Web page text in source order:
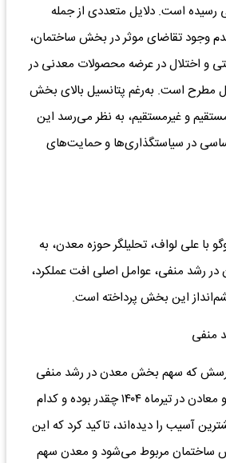
رسیده است. دلایل متعددی از جمله
وجود تقاضای موثر در بخش ساختمان،
و اختلال در عرضه محصولات معدنی در
مطرح است. به‌رغم پتانسیل بالای بخش
و غیرمستقیم، به نظر می‌رسد این
در سیاستگذاری‌ها و حمایت‌های
با علی لواف، تحلیلگر حوزه معدن، به
رشد منفی، عوامل اصلی افت عملکرد،
این بخش پرداخته است.
منفی
پرسش که سهم بخش معدن در رشد منفی
۳.۴درصدی گروه صنایع و معادن در تیرماه ۱۴۰۴ چقدر بوده و کدام
آسیب را دیده‌اند، تاکید کرد که این
ساختمان مربوط می‌شود و معدن سهم